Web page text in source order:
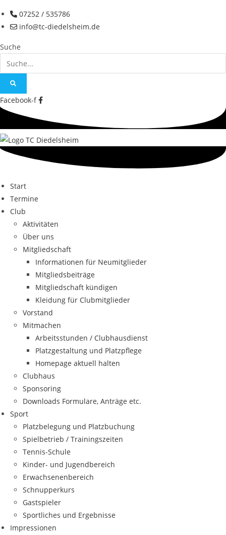
Zum
Inhalt
07252 / 535786
info@tc-diedelsheim.de
Suche
Facebook-f
Start
Termine
Club
Aktivitäten
Über uns
Mitgliedschaft
Informationen für Neumitglieder
Mitgliedsbeiträge
Mitgliedschaft kündigen
Kleidung für Clubmitglieder
Vorstand
Mitmachen
Arbeitsstunden / Clubhausdienst
Platzgestaltung und Platzpflege
Homepage aktuell halten
Clubhaus
Sponsoring
Downloads Formulare, Anträge etc.
Sport
Platzbelegung und Platzbuchung
Spielbetrieb / Trainingszeiten
Tennis-Schule
Kinder- und Jugendbereich
Erwachsenenbereich
Schnupperkurs
Gastspieler
Sportliches und Ergebnisse
Impressionen